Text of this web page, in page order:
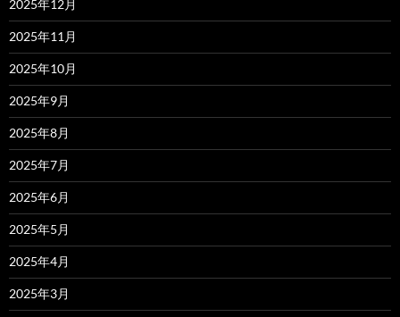
2025年12月
2025年11月
2025年10月
2025年9月
2025年8月
2025年7月
2025年6月
2025年5月
2025年4月
2025年3月